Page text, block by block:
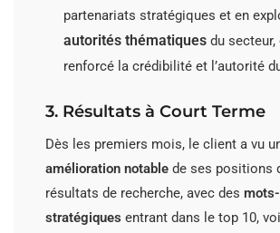
partenariats stratégiques et en
autorités thématiques du
renforcé la crédibilité et l’autorité
3. Résultats à Court Terme
Dès les premiers mois, le client a vu
amélioration notable de ses positions
résultats de recherche, avec des
stratégiques entrant dans le top 10,